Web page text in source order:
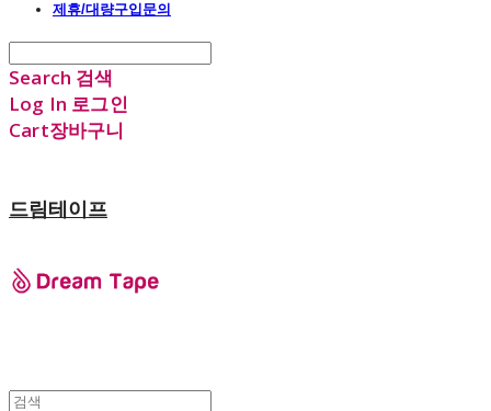
제휴/대량구입문의
Search 검색
Log In 로그인
Cart장바구니
드림테이프